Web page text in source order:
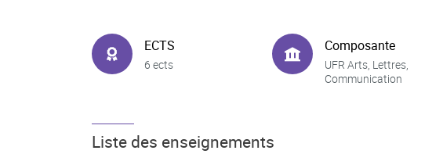
ECTS
6 ects
Composante
UFR Arts, Lettres,
Communication
Liste des enseignements